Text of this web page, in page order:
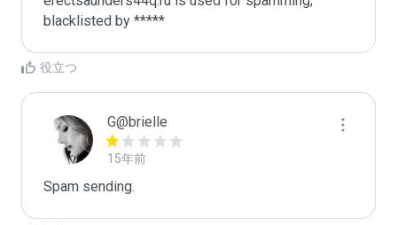
blacklisted by *****
役立つ
G@brielle
15年前
Spam sending.